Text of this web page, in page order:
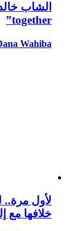
together”
Wahiba
لأول
خلافها مع